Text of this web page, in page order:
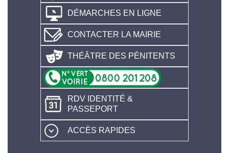
DÉMARCHES EN LIGNE
CONTACTER LA MAIRIE
THÉÂTRE DES PÉNITENTS
RDV IDENTITÉ &
PASSEPORT
ACCÈS RAPIDES